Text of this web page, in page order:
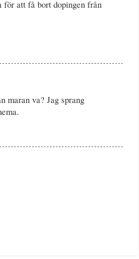
för att få bort dopingen från
maran va? Jag sprang